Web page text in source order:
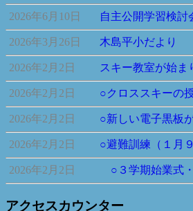
2026年6月10日 自主公開学習検討
2026年3月26日 木島平小だより
2026年2月2日 スキー教室が始ま
2026年2月2日 ○クロススキーの
2026年2月2日 ○新しい電子黒板
2026年2月2日 ○避難訓練（１月９
2026年2月2日 ○３学期始業式
アクセスカウンター